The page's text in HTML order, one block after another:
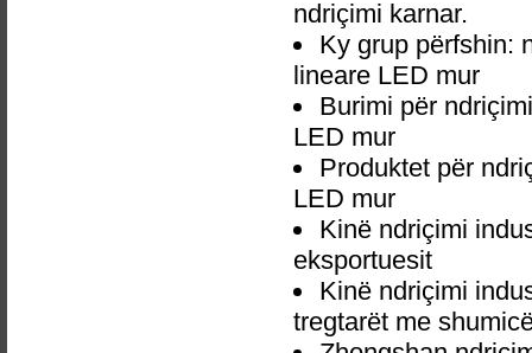
ndriçimi karnar.
Ky grup përfshin:
lineare LED mur
Burimi për
LED mur
Produktet për
LED mur
Kinë ndriçimi
eksportuesit
Kinë ndriçimi
tregtarët me